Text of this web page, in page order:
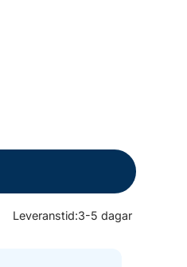
Leveranstid:3-5 dagar